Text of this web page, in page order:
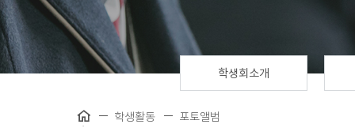
학생회소개
학생활동 포토앨범